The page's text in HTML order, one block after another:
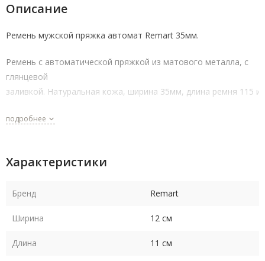
Описание
Ремень мужской пряжка автомат Remart 35мм.
Ремень с автоматической пряжкой из матового металла, с
глянцевой
заливкой. Натуральная кожа, ширина 35мм, длина ремня 115 и
подробнее
Характеристики
Бренд Remart
Ширина 12 см
Длина 11 см